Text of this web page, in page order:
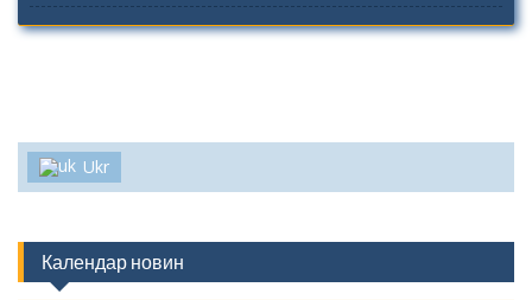
Ukr
Календар новин